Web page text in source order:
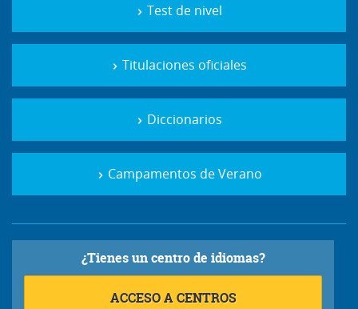
Test de nivel
Titulaciones oficiales
Diccionarios
Campamentos de Verano
¿Tienes un centro de idiomas?
ACCESO A CENTROS